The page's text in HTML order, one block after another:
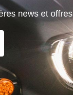
news et